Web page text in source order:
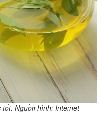
tốt. Nguồn hình: Internet